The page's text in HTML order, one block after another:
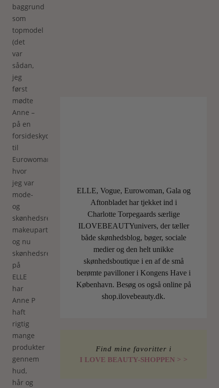
baggrund
som
topmodel
(det
var
sådan,
jeg
først
mødte
Anne –
på en
forsideskydning
til
Eurowoman,
hvor
jeg var
mode-
og
skønhedsredaktør),
makeupartist
og nu
skønhedsredaktør
på
ELLE
har
Anne P
haft
rigtig
mange
produkter
gennem
hud,
hår og
ELLE, Vogue, Eurowoman, Gala og
Aftonbladet har tjekket ind i
Charlotte Torpegaards særlige
ILOVEBEAUTYunivers, der tæller
både skønhedsblog, bøger, sociale
medier og den helt unikke
skønhedsboutique i en af de små
berømte pavilloner i Kongens Have i
København. Besøg os også online på
shop.ilovebeauty.dk.
Find mine favoritter i
I LOVE BEAUTY-SHOPPEN > >